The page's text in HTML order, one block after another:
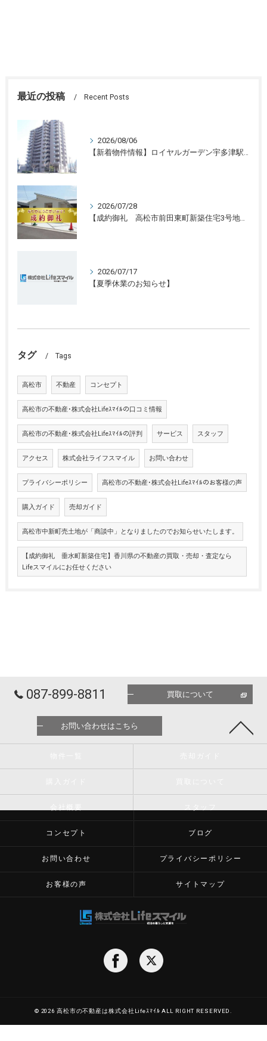
最近の投稿 Recent Posts
2026/08/06
【新着物件情報】ロイヤルガーデン宇多津駅前三番館1305号 高松の不動産売却、不動産買取、不動産査定のことならLifeスマイル
2026/07/28
【成約御礼 高松市前田東町新築住宅3号地】香川県の不動産の買取・売却・査定ならLifeスマイルにお任せください
2026/07/17
【夏季休業のお知らせ】
タグ Tags
高松市 不動産 コンセプト
高松市の不動産･株式会社Lifeｽﾏｲﾙの口コミ情報
高松市の不動産･株式会社Lifeｽﾏｲﾙの評判 サービス スタッフ
アクセス 株式会社ライフスマイル お問い合わせ
プライバシーポリシー 高松市の不動産･株式会社Lifeｽﾏｲﾙのお客様の声
購入ガイド 売却ガイド
高松市中新町売土地が「商談中」となりましたのでお知らせいたします。
【成約御礼 垂水町新築住宅】香川県の不動産の買取・売却・査定なら
Lifeスマイルにお任せください
087-899-8811 買取について
お問い合わせはこちら
コンセプト ブログ
お問い合わせ プライバシーポリシー
お客様の声 サイトマップ
© 2026 高松市の不動産は株式会社Lifeｽﾏｲﾙ ALL RIGHT RESERVED.